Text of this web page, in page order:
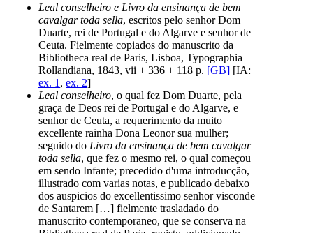
Leal conselheiro e Livro da ensinança de bem
cavalgar toda sella, escritos pelo senhor Dom
Duarte, rei de Portugal e do Algarve e senhor de
Ceuta. Fielmente copiados do manuscrito da
Bibliotheca real de Paris, Lisboa, Typographia
Rollandiana, 1843, vii + 336 + 118 p. [GB] [IA:
ex. 1 , ex. 2]
Leal conselheiro, o qual fez Dom Duarte, pela
graça de Deos rei de Portugal e do Algarve, e
senhor de Ceuta, a requerimento da muito
excellente rainha Dona Leonor sua mulher;
seguido do Livro da ensinança de bem cavalgar
toda sella, que fez o mesmo rei, o qual começou
em sendo Infante; precedido d'uma introducção,
illustrado com varias notas, e publicado debaixo
dos auspicios do excellentissimo senhor visconde
de Santarem […] fielmente trasladado do
manuscrito contemporaneo, que se conserva na